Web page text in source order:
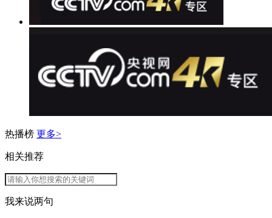
热播榜 更多>
相关推荐
我来说两句